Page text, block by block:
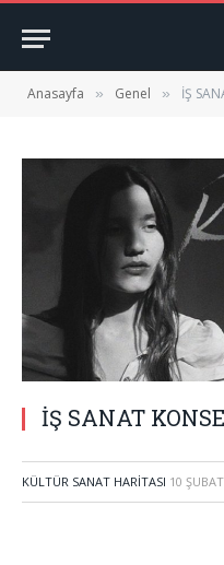
Anasayfa » Genel » İŞ
İŞ SANAT
KÜLTÜR SANAT HARITASI 10